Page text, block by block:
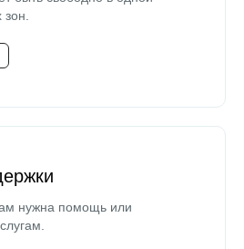
нужна помощь или